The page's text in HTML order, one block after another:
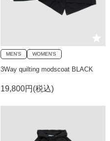
MEN'S WOMEN'S
3Way quilting modscoat BLACK
19,800円(税込)